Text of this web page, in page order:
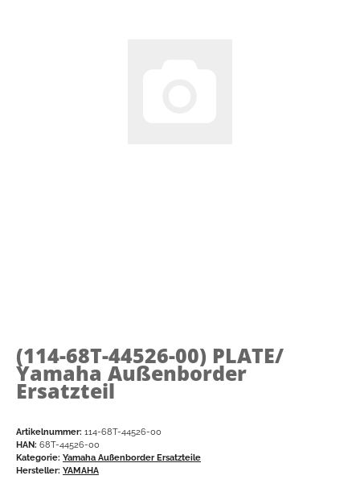
(114-68T-44526-00) PLATE/
Yamaha Außenborder
Ersatzteil
Artikelnummer: 114-68T-44526-00
HAN: 68T-44526-00
Kategorie: Yamaha Außenborder Ersatzteile
Hersteller: YAMAHA